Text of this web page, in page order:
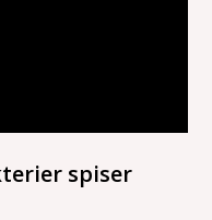
spiser